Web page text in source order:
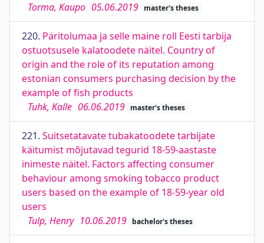
Torma, Kaupo 05.06.2019 master's theses
220. Päritolumaa ja selle maine roll Eesti tarbija
ostuotsusele kalatoodete näitel. Country of
origin and the role of its reputation among
estonian consumers purchasing decision by the
example of fish products
Tuhk, Kalle 06.06.2019 master's theses
221. Suitsetatavate tubakatoodete tarbijate
käitumist mõjutavad tegurid 18-59-aastaste
inimeste näitel. Factors affecting consumer
behaviour among smoking tobacco product
users based on the example of 18-59-year old
users
Tulp, Henry 10.06.2019 bachelor's theses